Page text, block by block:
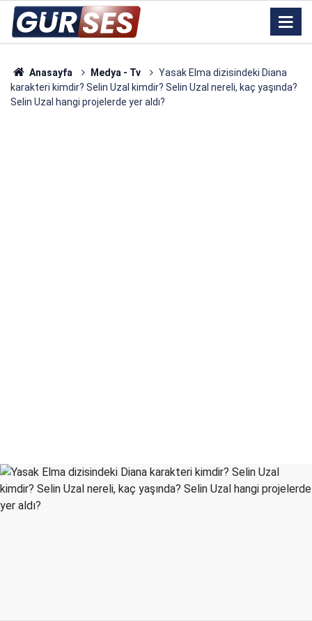
Anasayfa Medya - Tv
Yasak Elma dizisindeki Diana
karakteri kimdir? Selin Uzal kimdir? Selin Uzal nereli, kaç yaşında?
Selin Uzal hangi projelerde yer aldı?